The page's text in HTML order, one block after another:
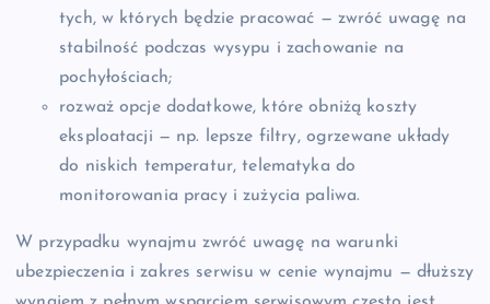
tych, w których będzie pracować — zwróć uwagę na
stabilność podczas wysypu i zachowanie na
pochyłościach;
rozważ opcje dodatkowe, które obniżą koszty
eksploatacji — np. lepsze filtry, ogrzewane układy
do niskich temperatur, telematyka do
monitorowania pracy i zużycia paliwa.
W przypadku wynajmu zwróć uwagę na warunki
ubezpieczenia i zakres serwisu w cenie wynajmu — dłuższy